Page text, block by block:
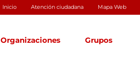
Inicio Atención ciudadana Mapa Web
Organizaciones Grupos